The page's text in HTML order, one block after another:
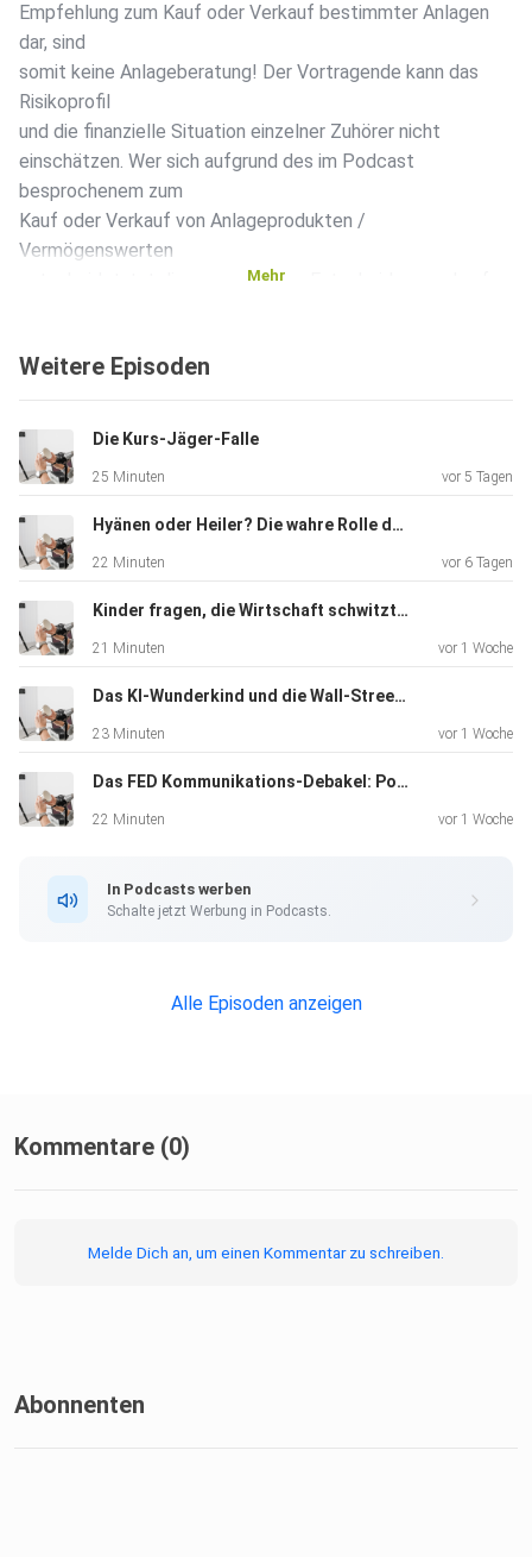
Empfehlung zum Kauf oder Verkauf bestimmter Anlagen
dar, sind
somit keine Anlageberatung! Der Vortragende kann das
Risikoprofil
und die finanzielle Situation einzelner Zuhörer nicht
einschätzen. Wer sich aufgrund des im Podcast
besprochenem zum
Kauf oder Verkauf von Anlageprodukten /
Vermögenswerten
entscheidet, tut diese aus eigener Entscheidung und auf
haften, wenn
Anlageentscheidungen
treffen und dadurch Verluste erleiden
Mehr
Weitere Episoden
Die Kurs-Jäger-Falle
25 Minuten vor 5 Tagen
Hyänen oder Heiler? Die wahre Rolle der Hedgefonds
22 Minuten vor 6 Tagen
Kinder fragen, die Wirtschaft schwitzt: „The Big Short“ im Realitätscheck
21 Minuten vor 1 Woche
Das KI-Wunderkind und die Wall-Street-Rettung: Ein moderner LTCM-Moment
23 Minuten vor 1 Woche
Das FED Kommunikations-Debakel: Powell vs. Warsh
22 Minuten vor 1 Woche
In Podcasts werben
Schalte jetzt Werbung in Podcasts.
Alle Episoden anzeigen
Kommentare (0)
Melde Dich an, um einen Kommentar zu schreiben.
Abonnenten